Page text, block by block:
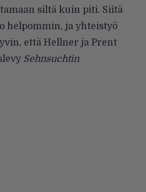
siltä kuin piti. Siitä
helpommin, ja yhteistyö
että Hellner ja Prent
Sehnsuchtin